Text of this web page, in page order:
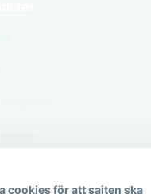
cookies för att sajten ska